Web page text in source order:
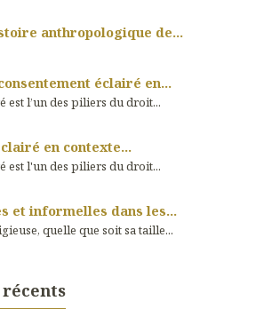
anthropologique de...
éclairé en...
est l’un des piliers du droit...
en contexte...
est l'un des piliers du droit...
et informelles dans les...
quelle que soit sa taille...